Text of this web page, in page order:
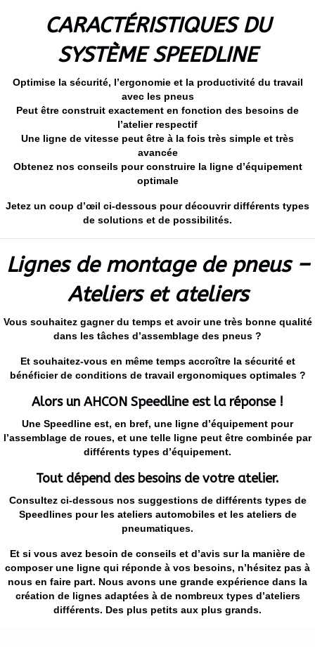
CARACTÉRISTIQUES DU
SYSTÈME SPEEDLINE
Optimise la sécurité, l’ergonomie et la productivité du travail
avec les pneus
Peut être construit exactement en fonction des besoins de
l’atelier respectif
Une ligne de vitesse peut être à la fois très simple et très
avancée
Obtenez nos conseils pour construire la ligne d’équipement
optimale
Jetez un coup d’œil ci-dessous pour découvrir différents types
de solutions et de possibilités.
Lignes de montage de pneus –
Ateliers et ateliers
Vous souhaitez gagner du temps et avoir une très bonne qualité
dans les tâches d’assemblage des pneus ?
Et souhaitez-vous en même temps accroître la sécurité et
bénéficier de conditions de travail ergonomiques optimales ?
Alors un AHCON Speedline est la réponse !
Une Speedline est, en bref, une ligne d’équipement pour
l’assemblage de roues, et une telle ligne peut être combinée par
différents types d’équipement.
Tout dépend des besoins de votre atelier.
Consultez ci-dessous nos suggestions de différents types de
Speedlines pour les ateliers automobiles et les ateliers de
pneumatiques.
Et si vous avez besoin de conseils et d’avis sur la manière de
composer une ligne qui réponde à vos besoins, n’hésitez pas à
nous en faire part. Nous avons une grande expérience dans la
création de lignes adaptées à de nombreux types d’ateliers
différents. Des plus petits aux plus grands.